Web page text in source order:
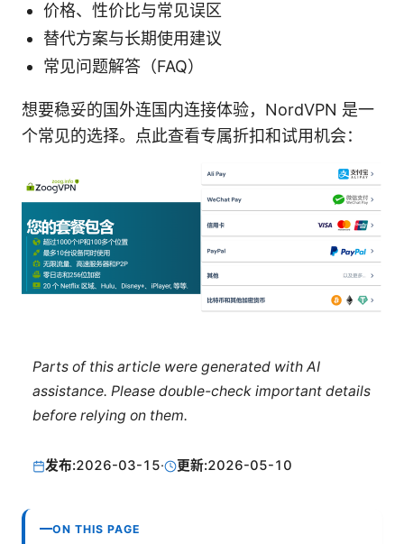
价格、性价比与常见误区
替代方案与长期使用建议
常见问题解答（FAQ）
想要稳妥的国外连国内连接体验，NordVPN 是一
个常见的选择。点此查看专属折扣和试用机会：
Parts of this article were generated with AI
assistance. Please double-check important details
before relying on them.
发布:2026-03-15· 更新:2026-05-10
ON THIS PAGE